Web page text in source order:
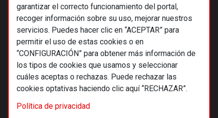
garantizar el correcto funcionamiento del portal,
recoger información sobre su uso, mejorar nuestros
servicios. Puedes hacer clic en “ACEPTAR” para
permitir el uso de estas cookies o en
“CONFIGURACIÓN” para obtener más información de
los tipos de cookies que usamos y seleccionar
cuáles aceptas o rechazas. Puede rechazar las
cookies optativas haciendo clic aquí “RECHAZAR”.
Política de privacidad
© 2026 Alternativas económicas SCCL
Footer
Términos y condiciones de uso